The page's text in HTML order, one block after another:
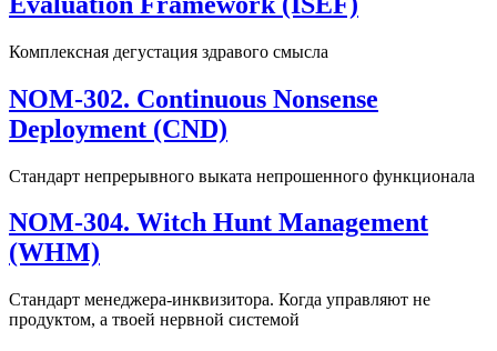
Комплексная дегустация здравого смысла
NOM-302. Continuous Nonsense
Deployment (CND)
Стандарт непрерывного выката непрошенного функционала
NOM-304. Witch Hunt Management
(WHM)
Стандарт менеджера-инквизитора. Когда управляют не
продуктом, а твоей нервной системой